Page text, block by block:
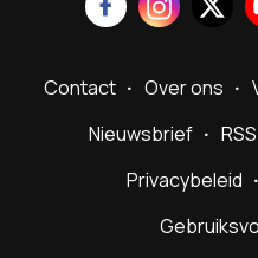
Contact Over ons
Nieuwsbrief
RSS
Privacybeleid